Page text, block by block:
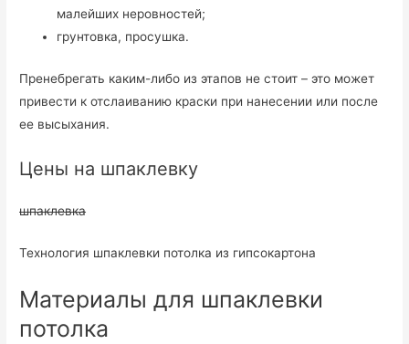
малейших неровностей;
грунтовка, просушка.
Пренебрегать каким-либо из этапов не стоит – это может
привести к отслаиванию краски при нанесении или после
ее высыхания.
Цены на шпаклевку
шпаклевка
Технология шпаклевки потолка из гипсокартона
Материалы для шпаклевки
потолка